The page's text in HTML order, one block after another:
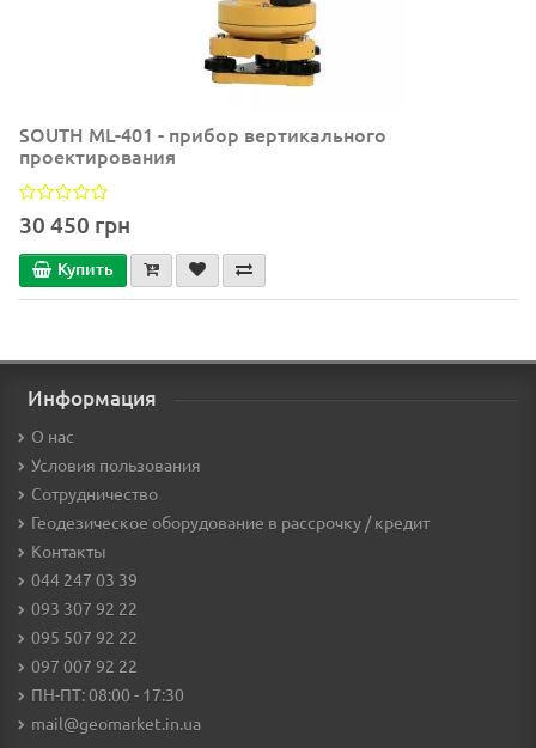
SOUTH ML-401 - прибор вертикального
проектирования
30 450 грн
Купить
Информация
О нас
Условия пользования
Сотрудничество
Геодезическое оборудование в рассрочку / кредит
Контакты
044 247 03 39
093 307 92 22
095 507 92 22
097 007 92 22
ПН-ПТ: 08:00 - 17:30
mail@geomarket.in.ua